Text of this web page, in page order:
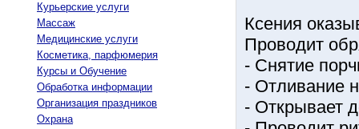
Курьерские услуги
Массаж
Медицинские услуги
Косметика, парфюмерия
Курсы и Обучение
Обработка информации
Организация праздников
Охрана
Ксения
Проводит
- Снятие
- Отливание
- Открывает